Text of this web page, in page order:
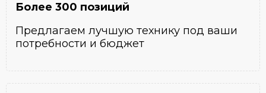
Более 300 позиций
Предлагаем лучшую технику под ваши
потребности и бюджет